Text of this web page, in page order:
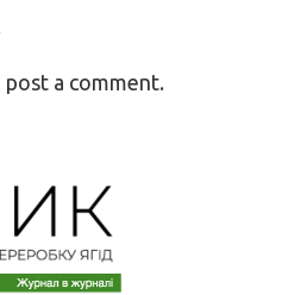
post a comment.